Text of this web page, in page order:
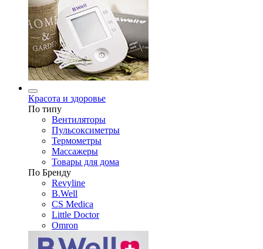
Красота и здоровье
По типу
Вентиляторы
Пульсоксиметры
Термометры
Массажеры
Товары для дома
По Бренду
Revyline
B.Well
CS Medica
Little Doctor
Omron